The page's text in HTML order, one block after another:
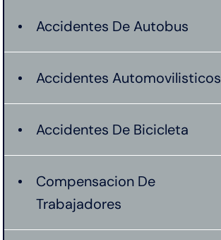
Accidentes De Autobus
Accidentes Automovilisticos
Accidentes De Bicicleta
Compensacion De
Trabajadores